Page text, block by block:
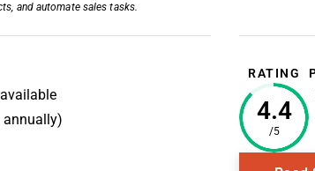
and automate sales tasks.
annually)
RATING
4.4
/5